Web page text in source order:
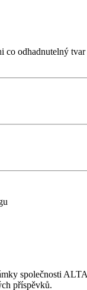
co odhadnutelný tvar
společnosti
příspěvků.